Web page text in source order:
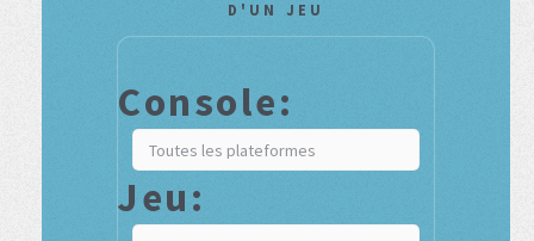
D'UN JEU
Console:
Jeu: